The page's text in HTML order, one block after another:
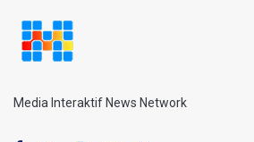
Media Interaktif News Network